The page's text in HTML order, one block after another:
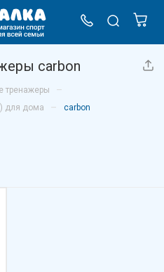
carbon
тренажеры –
для дома – carbon